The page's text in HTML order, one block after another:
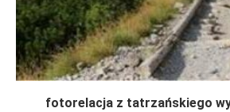
fotorelacja z tatrzańskiego